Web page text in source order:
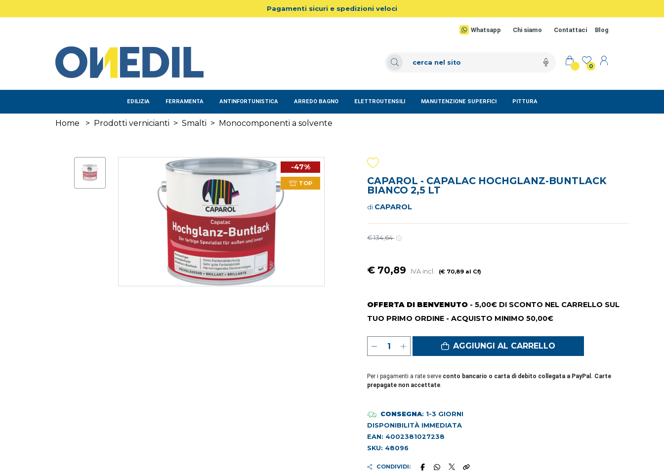
Pagamenti sicuri e spedizioni veloci
Whatsapp Chi siamo Contattaci Blog
0
EDILIZIA FERRAMENTA ANTINFORTUNISTICA ARREDO BAGNO ELETTROUTENSILI MANUTENZIONE SUPERFICI PITTURA
Home > Prodotti vernicianti > Smalti > Monocomponenti a solvente
-47%
TOP CAPAROL - CAPALAC HOCHGLANZ-BUNTLACK
BIANCO 2,5 LT
di CAPAROL
€ 134,64
€ 70,89 IVA incl. (€ 70,89 al Cf)
OFFERTA DI BENVENUTO - 5,00€ DI SCONTO NEL CARRELLO SUL
TUO PRIMO ORDINE - ACQUISTO MINIMO 50,00€
AGGIUNGI AL CARRELLO
Per i pagamenti a rate serve conto bancario o carta di debito collegata a PayPal. Carte
prepagate non accettate.
CONSEGNA: 1-3 GIORNI
DISPONIBILITÀ IMMEDIATA
EAN: 4002381027238
SKU: 48096
CONDIVIDI: